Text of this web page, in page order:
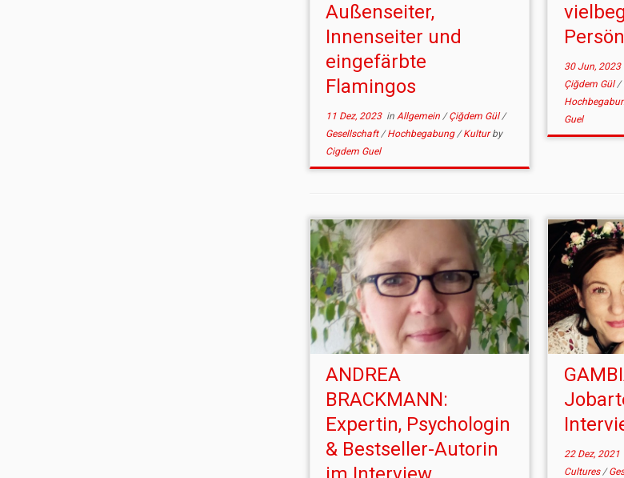
Außenseiter,
Innenseiter und
eingefärbte
Flamingos
11 Dez, 2023inAllgemein/Çiğdem Gül/
Gesellschaft/Hochbegabung/Kulturby
Cigdem Guel
30 Jun, 2023
Çiğdem Gül/
Guel
ANDREA
BRACKMANN:
Expertin, Psychologin
& Bestseller-Autorin
22 Dez, 2021
Cultures/